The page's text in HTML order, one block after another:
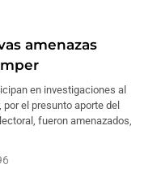
amenazas
en investigaciones al
el presunto aporte del
fueron amenazados,